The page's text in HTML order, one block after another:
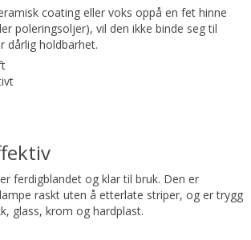
coating eller voks oppå en fet hinne
poleringsoljer), vil den ikke binde seg til
dårlig holdbarhet.
ferdigblandet og klar til bruk. Den er
raskt uten å etterlate striper, og er trygg
glass, krom og hardplast.